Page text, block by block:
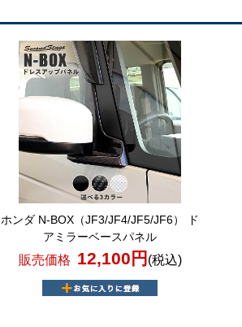
ホンダ N-BOX（JF3/JF4/JF5/JF6） ド
アミラーベースパネル
販売価格 12,100円 (税込)